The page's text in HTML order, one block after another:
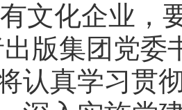
文化企业，
出版集团党
认真学习贯